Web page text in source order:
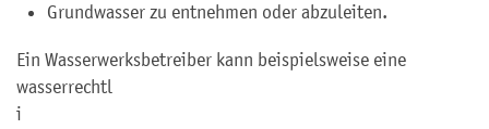
Grundwasser zu entnehmen oder abzuleiten.
Ein Wasserwerksbetreiber kann beispielsweise eine
wasserrechtl
i